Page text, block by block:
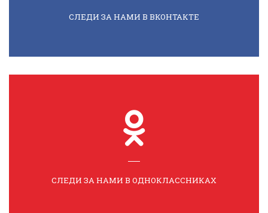
СЛЕДИ ЗА НАМИ В ВКОНТАКТЕ
СЛЕДИ ЗА НАМИ В ОДНОКЛАССНИКАХ